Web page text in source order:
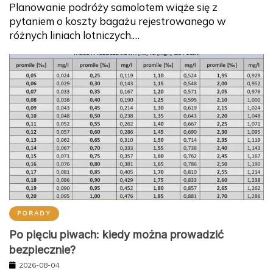
Planowanie podróży samolotem wiąże się z
pytaniem o koszty bagażu rejestrowanego w
różnych liniach lotniczych.…
PORADY
Po pięciu piwach: kiedy można prowadzić
bezpiecznie?
2026-08-04